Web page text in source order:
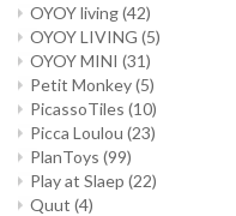
OYOY living(42)
OYOY LIVING (5)
OYOY MINI (31)
Petit Monkey(5)
PicassoTiles (10)
Picca Loulou (23)
PlanToys (99)
Play at Slaep (22)
Quut (4)